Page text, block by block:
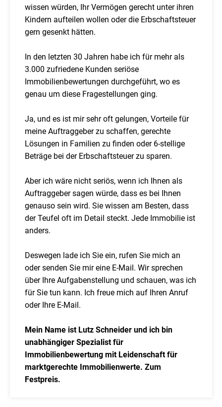
wissen würden, Ihr Vermögen gerecht unter ihren
Kindern aufteilen wollen oder die Erbschaftsteuer
gern gesenkt hätten.
In den letzten 30 Jahren habe ich für mehr als
3.000 zufriedene Kunden seriöse
Immobilienbewertungen durchgeführt, wo es
genau um diese Fragestellungen ging.
Ja, und es ist mir sehr oft gelungen, Vorteile für
meine Auftraggeber zu schaffen, gerechte
Lösungen in Familien zu finden oder 6-stellige
Beträge bei der Erbschaftsteuer zu sparen.
Aber ich wäre nicht seriös, wenn ich Ihnen als
Auftraggeber sagen würde, dass es bei Ihnen
genauso sein wird. Sie wissen am Besten, dass
der Teufel oft im Detail steckt. Jede Immobilie ist
anders.
Deswegen lade ich Sie ein, rufen Sie mich an
oder senden Sie mir eine E-Mail. Wir sprechen
über Ihre Aufgabenstellung und schauen, was ich
für Sie tun kann. Ich freue mich auf Ihren Anruf
oder Ihre E-Mail.
Mein Name ist Lutz Schneider und ich bin
unabhängiger Spezialist für
Immobilienbewertung mit Leidenschaft für
marktgerechte Immobilienwerte. Zum
Festpreis.